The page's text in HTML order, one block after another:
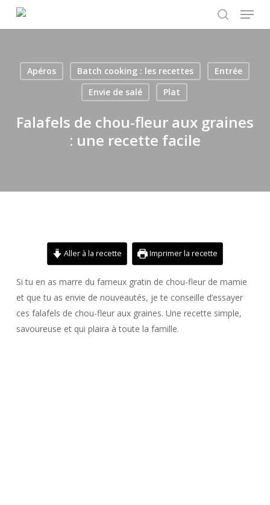
search
Menu
Apéros Batch cooking : les recettes
Entrée
Envie de salé
Plat
Falafels de chou-fleur aux graines
: une recette facile
Aller à la recette Imprimer la recette
Si tu en as marre du fameux gratin de chou-fleur de mamie
et que tu as envie de nouveautés, je te conseille d’essayer
ces falafels de chou-fleur aux graines. Une recette simple,
savoureuse et qui plaira à toute la famille.